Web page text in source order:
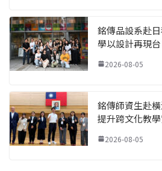
銘傳品設系赴
學以設計再現
2026-08-05
銘傳師資生赴
提升跨文化教
2026-08-05